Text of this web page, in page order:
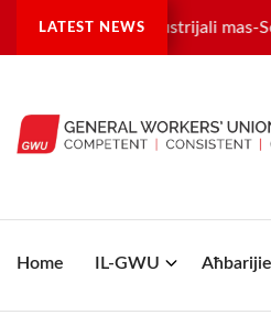
LATEST NEWS
tilwima industrijali mas-
Home IL-GWU